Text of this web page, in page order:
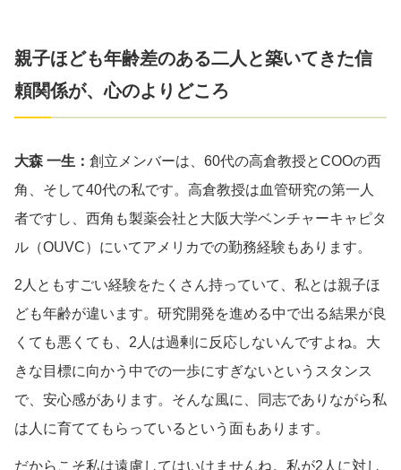
親子ほども年齢差のある二人と築いてきた信
頼関係が、心のよりどころ
大森 一生： 創立メンバーは、60代の高倉教授とCOOの西
角、そして40代の私です。高倉教授は血管研究の第一人
者ですし、西角も製薬会社と大阪大学ベンチャーキャピタ
ル（OUVC）にいてアメリカでの勤務経験もあります。
2人ともすごい経験をたくさん持っていて、私とは親子ほ
ども年齢が違います。研究開発を進める中で出る結果が良
くても悪くても、2人は過剰に反応しないんですよね。大
きな目標に向かう中での一歩にすぎないというスタンス
で、安心感があります。そんな風に、同志でありながら私
は人に育ててもらっているという面もあります。
だからこそ私は遠慮してはいけませんね。私が2人に対し